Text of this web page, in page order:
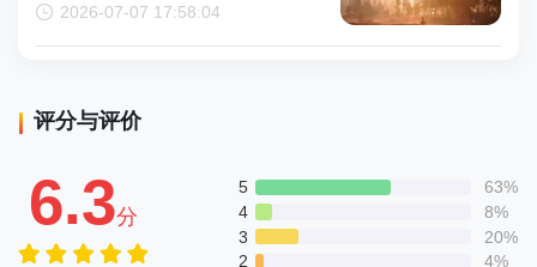
2026-07-07 17:58:04
评分与评价
6.3分
5
63%
4
8%
3
20%
2
4%